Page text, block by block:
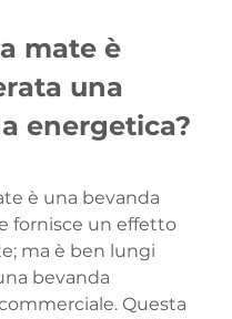
mate è
una
energetica?
è una bevanda
fornisce un effetto
ma è ben lungi
bevanda
Questa